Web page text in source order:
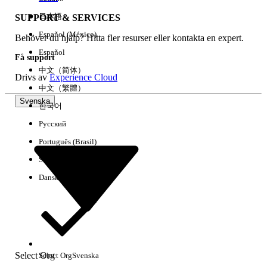
Rensa alla Klart
Här är några söktips
Kontrollera stavningen av dina nyckelord.
SUPPORT & SERVICES
Behöver du hjälp? Hitta fler resurser eller kontakta en expert.
Få support
Drivs avExperience Cloud
Svenska
Select Org
日本語
Español (México)
Español
中文（简体）
中文（繁體）
한국어
Русский
Português (Brasil)
Suomi
Dansk
Select OrgSvenska